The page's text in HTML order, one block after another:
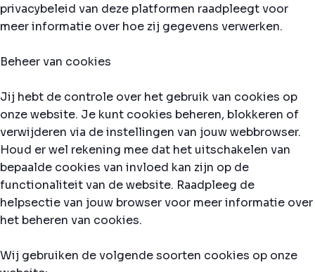
privacybeleid van deze platformen raadpleegt voor
meer informatie over hoe zij gegevens verwerken.
Beheer van cookies
Jij hebt de controle over het gebruik van cookies op
onze website. Je kunt cookies beheren, blokkeren of
verwijderen via de instellingen van jouw webbrowser.
Houd er wel rekening mee dat het uitschakelen van
bepaalde cookies van invloed kan zijn op de
functionaliteit van de website. Raadpleeg de
helpsectie van jouw browser voor meer informatie over
het beheren van cookies.
Wij gebruiken de volgende soorten cookies op onze